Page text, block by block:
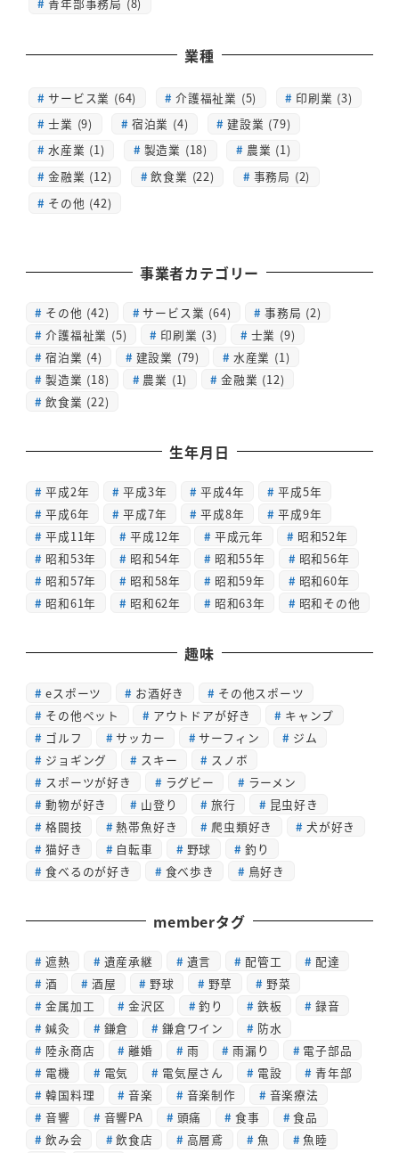
業種
サービス業 (64) 介護福祉業 (5)
印刷業 (3)
士業 (9)
宿泊業 (4)
建設業 (79)
水産業 (1)
製造業 (18)
農業 (1)
金融業 (12)
飲食業 (22)
事務局 (2)
その他 (42)
事業者カテゴリー
その他 (42) サービス業 (64) 事務局 (2)
介護福祉業 (5) 印刷業 (3) 士業 (9)
宿泊業 (4) 建設業 (79) 水産業 (1)
製造業 (18) 農業 (1) 金融業 (12)
飲食業 (22)
生年月日
平成2年 平成3年 平成4年
平成5年
平成6年
平成7年 平成8年
平成9年
平成11年
平成12年 平成元年
昭和52年
昭和53年
昭和54年 昭和55年
昭和56年
昭和57年
昭和58年 昭和59年
昭和60年
昭和61年
昭和62年 昭和63年 昭和その他
趣味
eスポーツ お酒好き
その他スポーツ
その他ペット
アウトドアが好き
キャンプ
ゴルフ
サッカー サーフィン
ジム
ジョギング
スキー
スノボ
スポーツが好き
ラグビー
ラーメン
動物が好き
山登り 旅行
昆虫好き
格闘技
熱帯魚好き 爬虫類好き
犬が好き
猫好き
自転車 野球
釣り
食べるのが好き
食べ歩き 鳥好き
memberタグ
遮熱 遺産承継 遺言 配管工
配達
酒
酒屋 野球 野草
野菜
金属加工
金沢区 釣り 鉄板
録音
鍼灸
鎌倉 鎌倉ワイン
防水
陸永商店
離婚 雨 雨漏り
電子部品
電機
電気 電気屋さん 電設
青年部
韓国料理
音楽 音楽制作
音楽療法
音響
音響PA 頭痛 食事
食品
飲み会
飲食店 高層鳶 魚
魚睦